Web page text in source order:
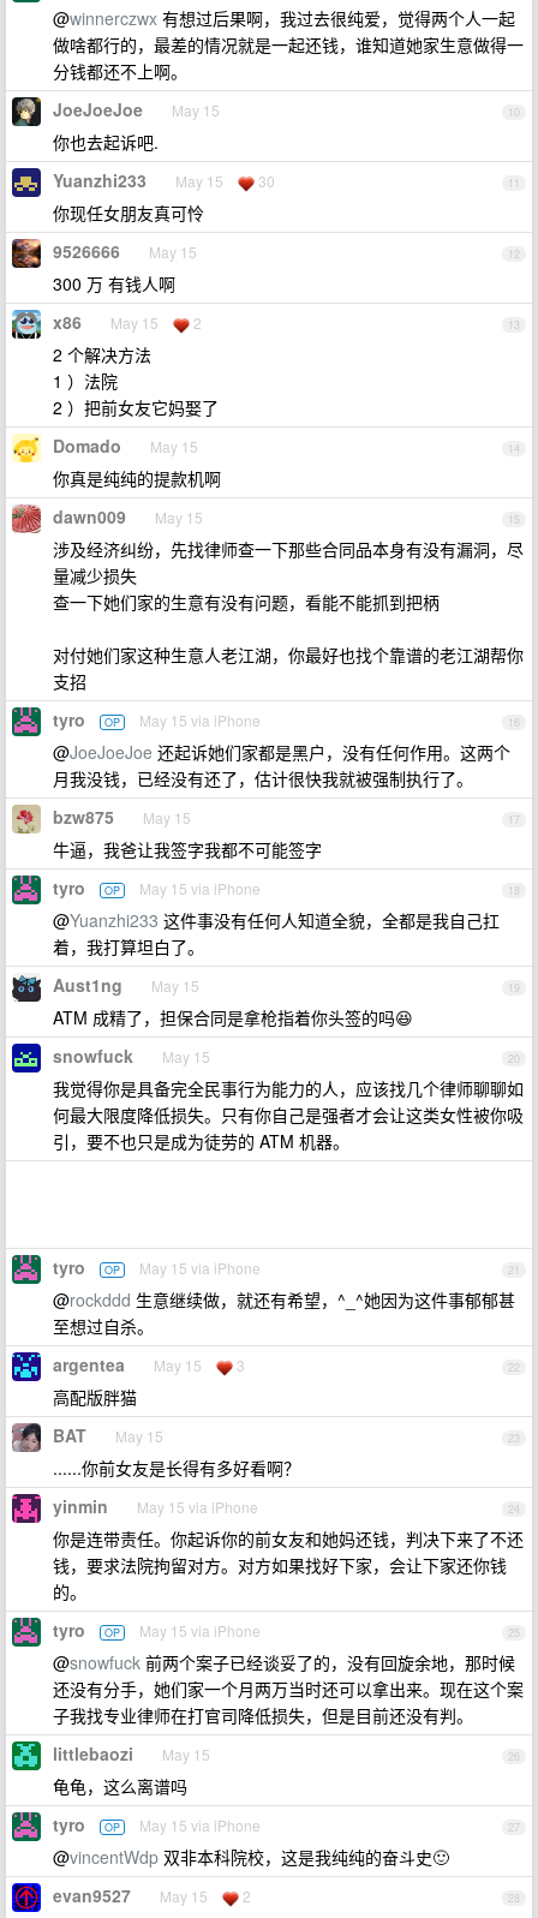
@winnerczwx 有想过后果啊，我过去很纯爱，觉得两个人一起
做啥都行的，最差的情况就是一起还钱，谁知道她家生意做得一
分钱都还不上啊。
10
JoeJoeJoe May 15
你也去起诉吧.
11
Yuanzhi233 May 15 30
你现任女朋友真可怜
12
9526666 May 15
300 万 有钱人啊
13
x86 May 15 2
2 个解决方法
1 ）法院
2 ）把前女友它妈娶了
14
Domado May 15
你真是纯纯的提款机啊
15
dawn009 May 15
涉及经济纠纷，先找律师查一下那些合同品本身有没有漏洞，尽
量减少损失
查一下她们家的生意有没有问题，看能不能抓到把柄
对付她们家这种生意人老江湖，你最好也找个靠谱的老江湖帮你
支招
16
tyro OP May 15 via iPhone
@JoeJoeJoe 还起诉她们家都是黑户，没有任何作用。这两个
月我没钱，已经没有还了，估计很快我就被强制执行了。
17
bzw875 May 15
牛逼，我爸让我签字我都不可能签字
18
tyro OP May 15 via iPhone
@Yuanzhi233 这件事没有任何人知道全貌，全都是我自己扛
着，我打算坦白了。
19
Aust1ng May 15
ATM 成精了，担保合同是拿枪指着你头签的吗😆
20
snowfuck May 15
我觉得你是具备完全民事行为能力的人，应该找几个律师聊聊如
何最大限度降低损失。只有你自己是强者才会让这类女性被你吸
引，要不也只是成为徒劳的 ATM 机器。
21
tyro OP May 15 via iPhone
@rockddd 生意继续做，就还有希望，^_^她因为这件事郁郁甚
至想过自杀。
22
argentea May 15 3
高配版胖猫
23
BAT May 15
......你前女友是长得有多好看啊？
24
yinmin May 15 via iPhone
你是连带责任。你起诉你的前女友和她妈还钱，判决下来了不还
钱，要求法院拘留对方。对方如果找好下家，会让下家还你钱
的。
25
tyro OP May 15 via iPhone
@snowfuck 前两个案子已经谈妥了的，没有回旋余地，那时候
还没有分手，她们家一个月两万当时还可以拿出来。现在这个案
子我找专业律师在打官司降低损失，但是目前还没有判。
26
littlebaozi May 15
龟龟，这么离谱吗
27
tyro OP May 15 via iPhone
@vincentWdp 双非本科院校，这是我纯纯的奋斗史🙂
28
evan9527 May 15 2